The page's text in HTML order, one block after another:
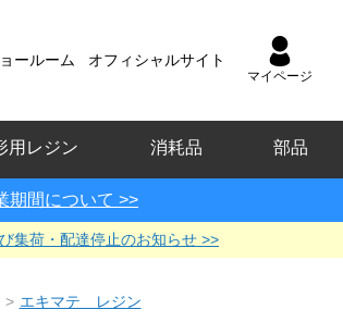
ールーム オフィシャルサイト
マイページ
用レジン 消耗品 部品
期間について >>
集荷・配達停止のお知らせ >>
> エキマテ レジン